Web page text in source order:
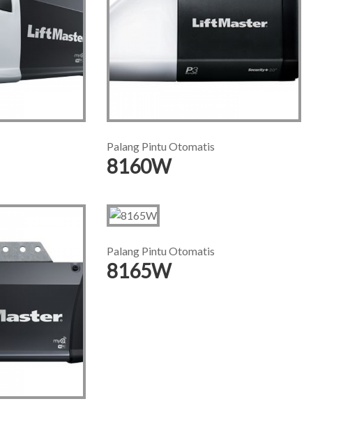
Palang Pintu Otomatis
8160W
Palang Pintu Otomatis
8165W